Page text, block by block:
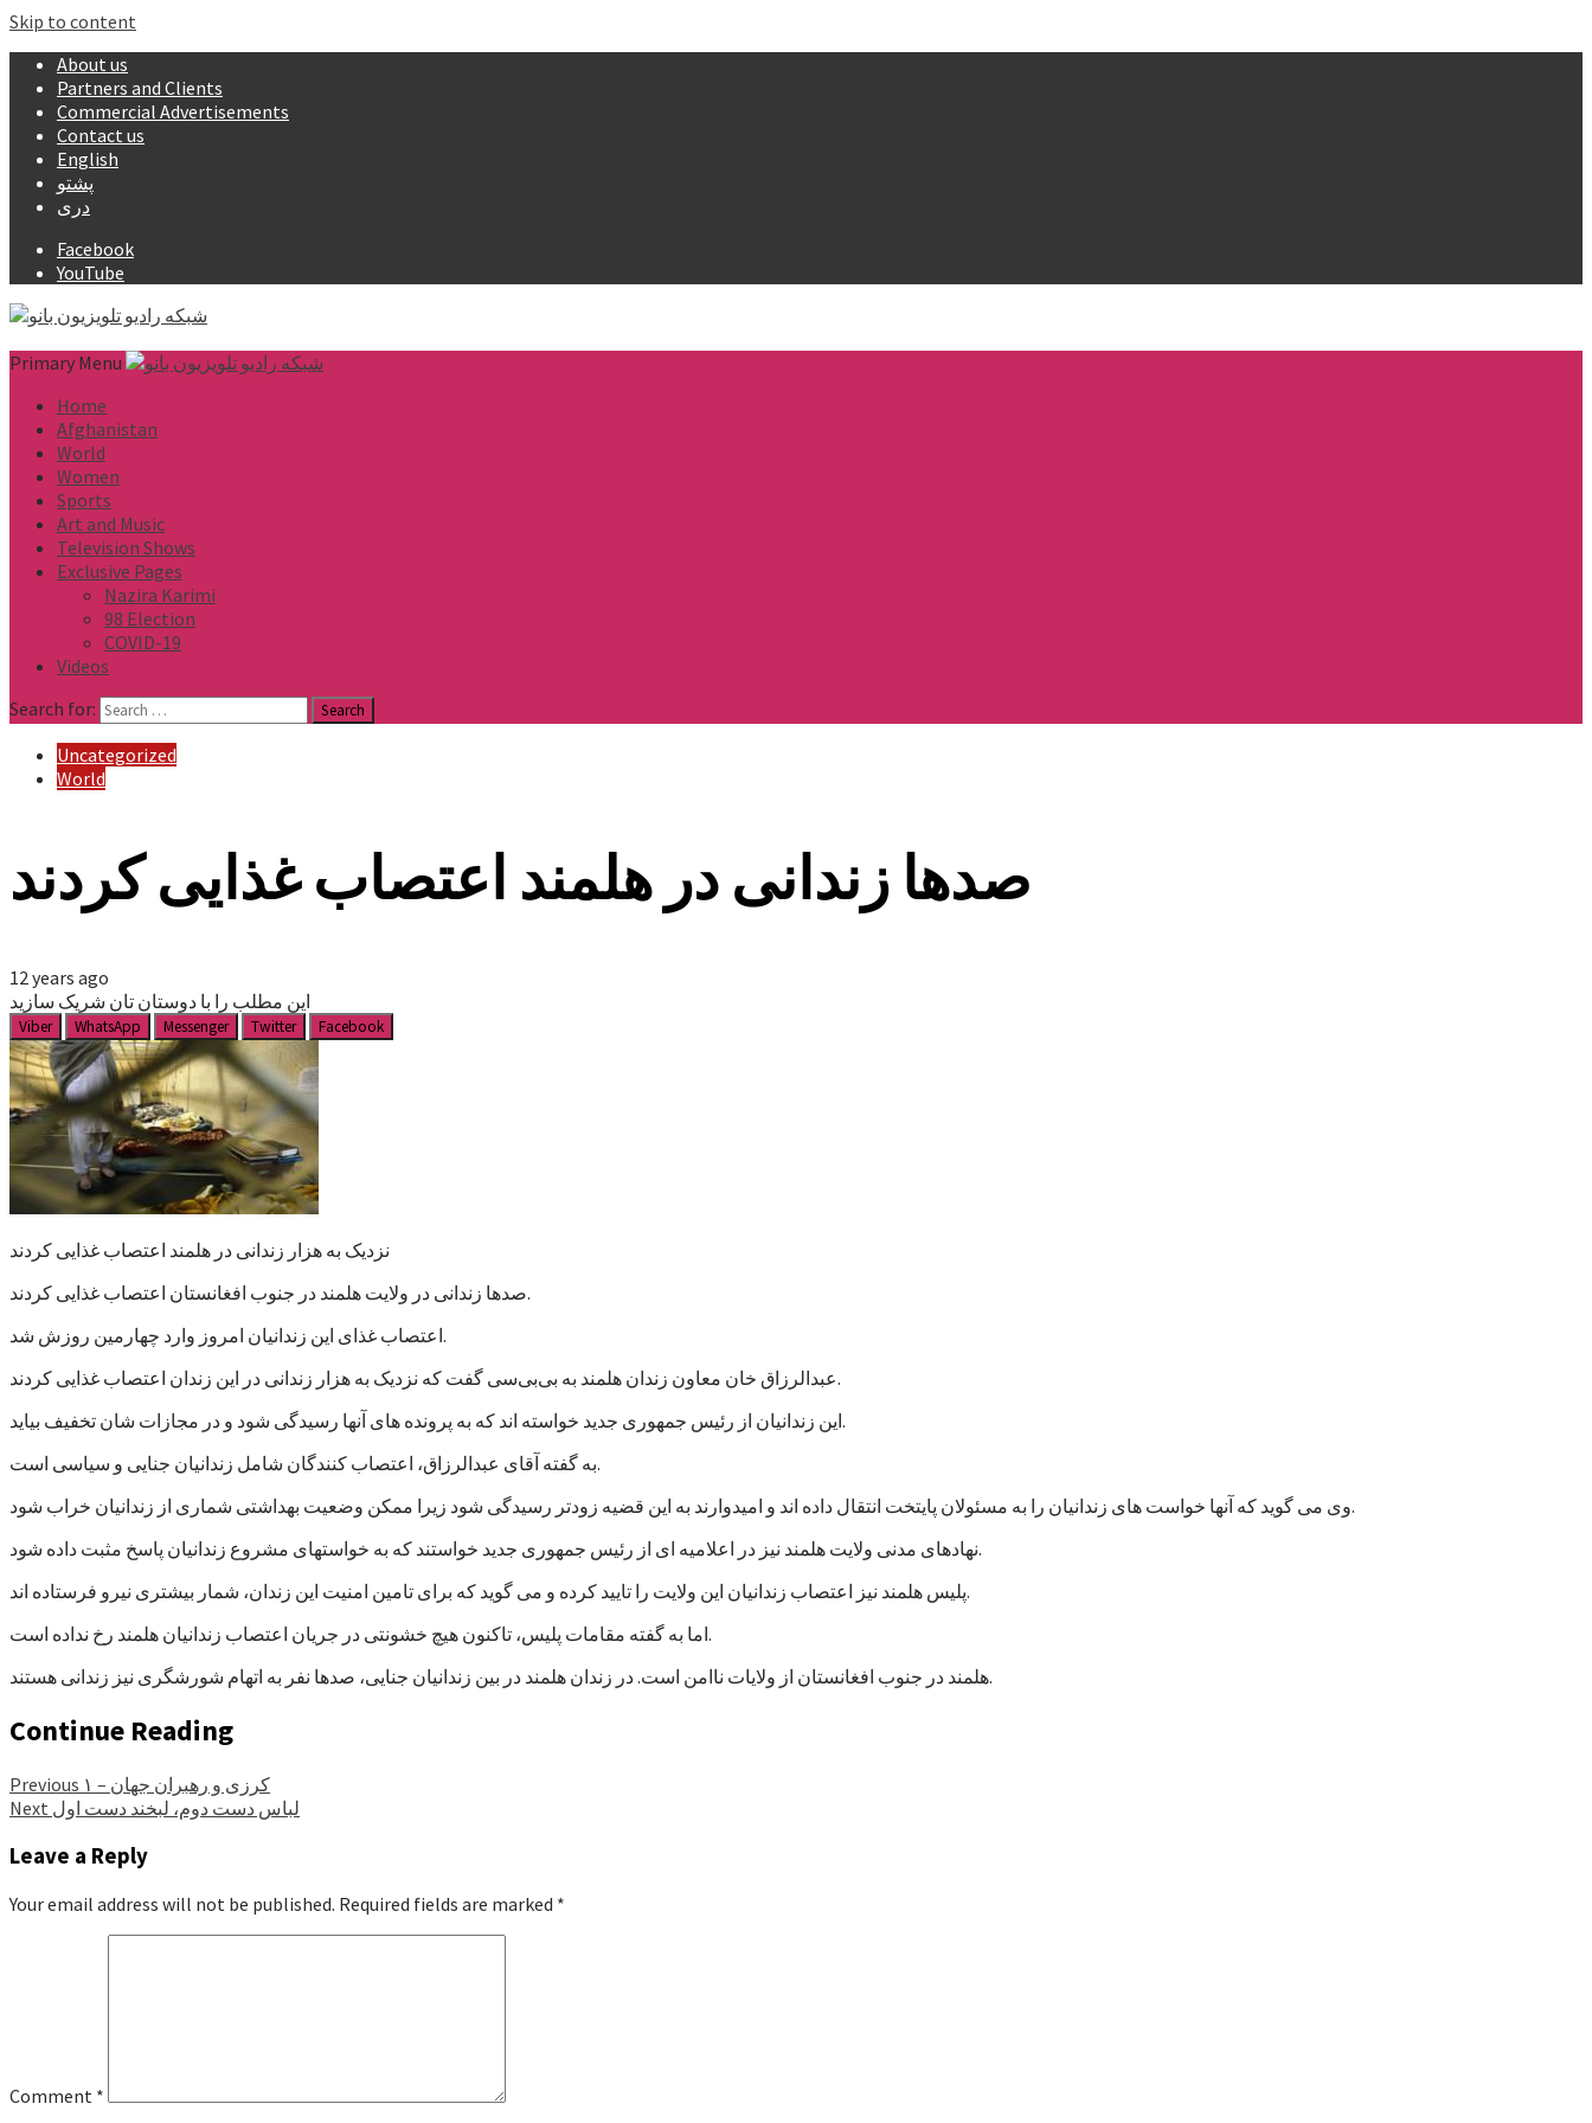
Skip to content
About us
Partners and Clients
Commercial Advertisements
Contact us
English
پشتو
دری
Facebook
YouTube
Primary Menu
Home
Afghanistan
World
Women
Sports
Art and Music
Television Shows
Exclusive Pages
Nazira Karimi
98 Election
COVID-19
Videos
Search for:
Uncategorized
World
صدها زندانی در هلمند اعتصاب غذایی کردند
12 years ago
این مطلب را با دوستان تان شریک سازید
Viber WhatsApp Messenger Twitter Facebook
نزدیک به هزار زندانی در هلمند اعتصاب غذایی کردند
صدها زندانی در ولایت هلمند در جنوب افغانستان اعتصاب غذایی کردند.
اعتصاب غذای این زندانیان امروز وارد چهارمین روزش شد.
عبدالرزاق خان معاون زندان هلمند به بی‌بی‌سی گفت که نزدیک به هزار زندانی در این زندان اعتصاب غذایی کردند.
این زندانیان از رئیس جمهوری جدید خواسته اند که به پرونده های آنها رسیدگی شود و در مجازات شان تخفیف بیاید.
به گفته آقای عبدالرزاق، اعتصاب کنندگان شامل زندانیان جنایی و سیاسی است.
وی می گوید که آنها خواست های زندانیان را به مسئولان پایتخت انتقال داده اند و امیدوارند به این قضیه زودتر رسیدگی شود زیرا ممکن وضعیت بهداشتی شماری از زندانیان خراب شود.
نهادهای مدنی ولایت هلمند نیز در اعلامیه ای از رئیس جمهوری جدید خواستند که به خواستهای مشروع زندانیان پاسخ مثبت داده شود.
پلیس هلمند نیز اعتصاب زندانیان این ولایت را تایید کرده و می گوید که برای تامین امنیت این زندان، شمار بیشتری نیرو فرستاده اند.
اما به گفته مقامات پلیس، تاکنون هیچ خشونتی در جریان اعتصاب زندانیان هلمند رخ نداده است.
هلمند در جنوب افغانستان از ولایات ناامن است. در زندان هلمند در بین زندانیان جنایی، صدها نفر به اتهام شورشگری نیز زندانی هستند.
Continue Reading
Previous
کرزی و رهبران جهان – ۱
Next لباس دست دوم، لبخند دست اول
Leave a Reply
Your email address will not be published. Required fields are marked *
Comment *